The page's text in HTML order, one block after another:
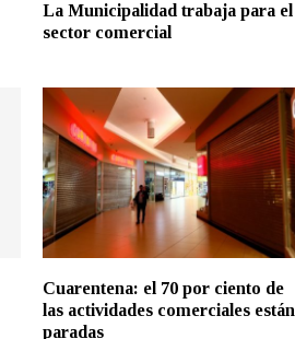
La Municipalidad trabaja para el
sector comercial
Cuarentena: el 70 por ciento de
las actividades comerciales están
paradas